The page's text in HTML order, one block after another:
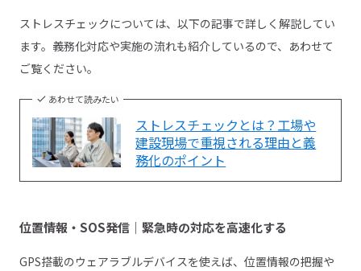
ストレスチェックについては、以下の記事で詳しく解説してい
ます。義務化対応や実施の流れも紹介しているので、あわせて
ご覧ください。
あわせて読みたい
ストレスチェックとは？工場や
建設現場で重視される理由と義
務化のポイント
位置情報・SOS発信｜緊急時の対応を高速化する
GPS搭載のウェアラブルデバイスを使えば、位置情報の把握や